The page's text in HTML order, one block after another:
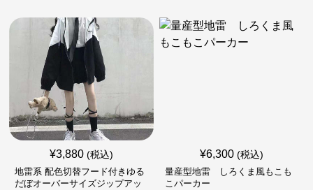
¥3,880 (税込)
地雷系 配色切替フード付きゆる
だぼオーバーサイズジップアッ
¥6,300 (税込)
量産型地雷 しろくま風もこも
こパーカー